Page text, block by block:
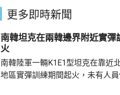
更多即時新聞
南韓坦克在兩韓邊界附近實彈
火
南韓陸軍一輛K1E1型坦克在靠近
地區實彈訓練期間起火，未有人員